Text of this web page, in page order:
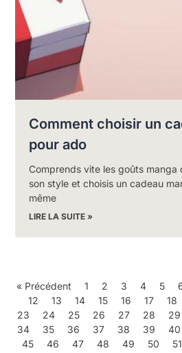
Comment choisir un
pour ado
Comprends vite les goûts manga
son style et choisis un cadeau
même
LIRE LA SUITE »
« Précédent 1 2 3 4 5
12
13 14 15 16 17 18
23
24 25 26 27 28 29
34
35 36 37 38 39 40
45
46 47 48 49 50 51